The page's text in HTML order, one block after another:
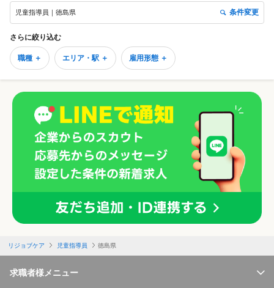
児童指導員｜徳島県 条件変更
さらに絞り込む
職種 ＋ エリア・駅 ＋ 雇用形態 ＋
リジョブケア 児童指導員 徳島県
求職者様メニュー